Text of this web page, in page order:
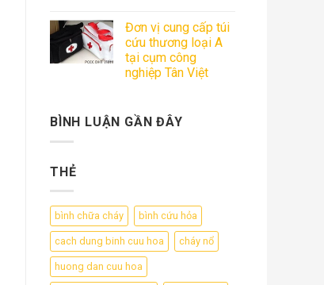
Đơn vị cung cấp túi
cứu thương loại A
tại cụm công
nghiệp Tân Việt
BÌNH LUẬN GẦN ĐÂY
THẺ
bình chữa cháy bình cứu hỏa
cach dung binh cuu hoa cháy nổ
huong dan cuu hoa